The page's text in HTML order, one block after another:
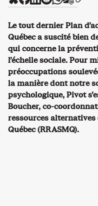
Le tout dernier Plan
Québec a suscité bien
qui concerne la
l’échelle sociale. Pour
préoccupations
la manière dont notre
psychologique, Pivot
Boucher, co-
ressources
Québec (RRASMQ).